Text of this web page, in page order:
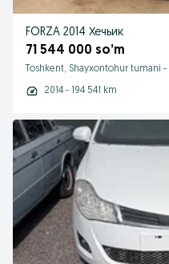
FORZA 2014 Хечьик
71 544 000 so’m
Toshkent, Shayxontohur tumani -
2014 - 194 541 km